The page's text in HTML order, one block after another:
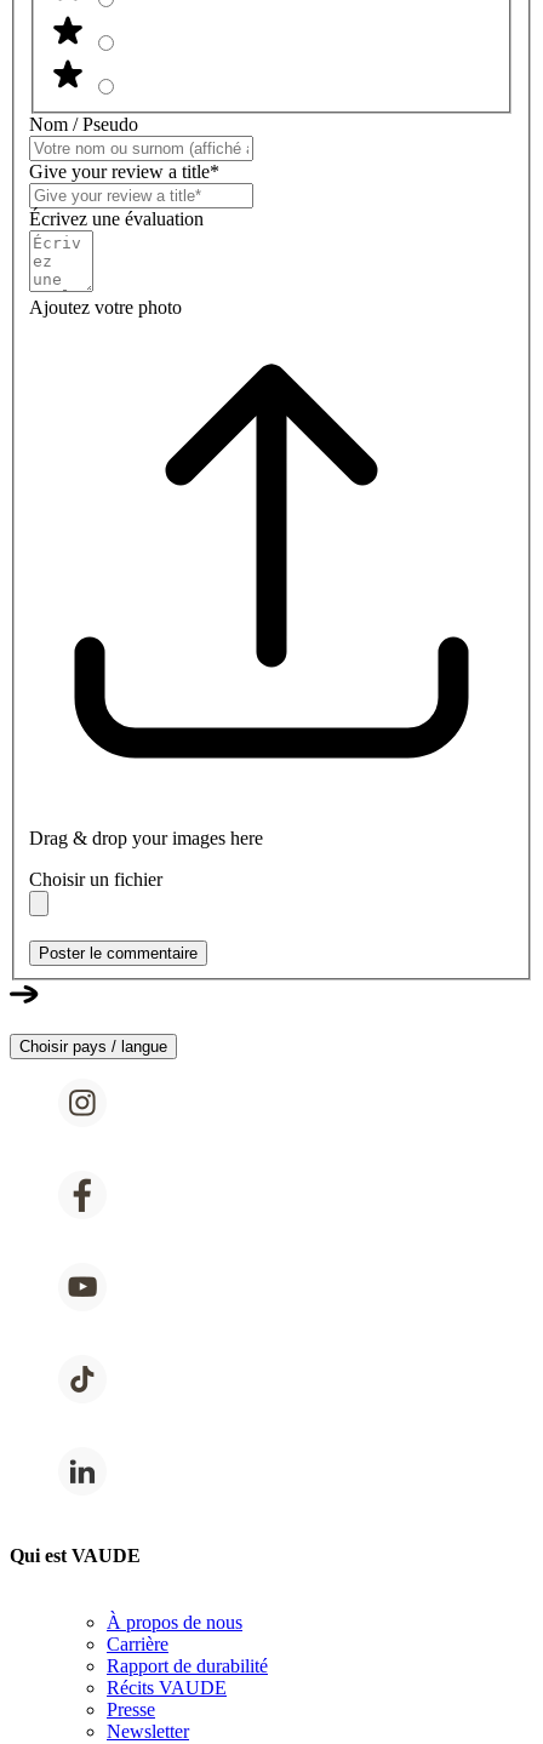
Nom / Pseudo
Give your review a title*
Écrivez une évaluation
Ajoutez votre photo
Drag & drop your images here
Choisir un fichier
Poster le commentaire
Choisir pays / langue
Qui est VAUDE
À propos de nous
Carrière
Rapport de durabilité
Récits VAUDE
Presse
Newsletter